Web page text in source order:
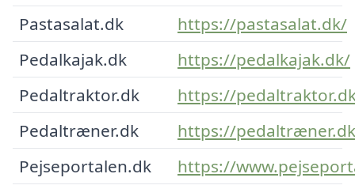
Pastasalat.dk
https://pastasalat.dk/
Pedalkajak.dk
https://pedalkajak.dk/
Pedaltraktor.dk
https://
Pedaltræner.dk
https://pedaltræner.dk
Pejseportalen.dk
https://